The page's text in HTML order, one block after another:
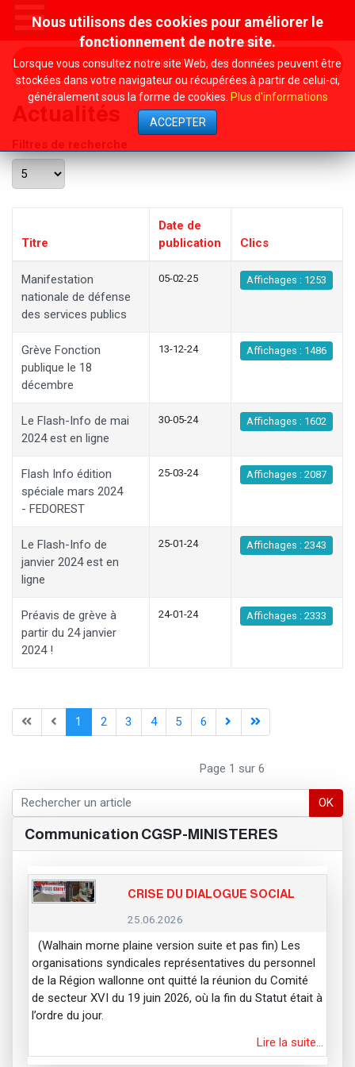
WWW.CGSP-FINANCES.BE
Afficher #
Titre
Date de
publication
Clics
Manifestation
nationale de défense
des services publics
05-02-25 Affichages : 1253
Grève Fonction
publique le 18
décembre
13-12-24 Affichages : 1486
Le Flash-Info de mai
2024 est en ligne
30-05-24 Affichages : 1602
Flash Info édition
spéciale mars 2024
- FEDOREST
25-03-24 Affichages : 2087
Le Flash-Info de
janvier 2024 est en
ligne
25-01-24 Affichages : 2343
Préavis de grève à
partir du 24 janvier
2024 !
24-01-24 Affichages : 2333
1 2 3 4 5 6
Page 1 sur 6
OK
Communication CGSP-MINISTERES
CRISE DU DIALOGUE SOCIAL
25.06.2026
(Walhain morne plaine version suite et pas fin) Les
organisations syndicales représentatives du personnel
de la Région wallonne ont quitté la réunion du Comité
de secteur XVI du 19 juin 2026, où la fin du Statut était à
l’ordre du jour.
Lire la suite…
Nous utilisons des cookies pour améliorer le
fonctionnement de notre site.
Lorsque vous consultez notre site Web, des données peuvent être
stockées dans votre navigateur ou récupérées à partir de celui-ci,
généralement sous la forme de cookies. Plus d'informations
ACCEPTER